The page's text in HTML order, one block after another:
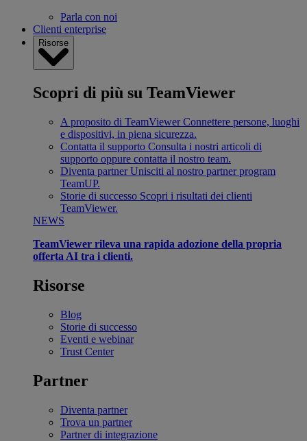
Parla con noi
Clienti enterprise
Risorse
Scopri di più su TeamViewer
A proposito di TeamViewer Connettere persone, luoghi
e dispositivi, in piena sicurezza.
Contatta il supporto Consulta i nostri articoli di
supporto oppure contatta il nostro team.
Diventa partner Unisciti al nostro partner program
TeamUP.
Storie di successo Scopri i risultati dei clienti
TeamViewer.
NEWS
TeamViewer rileva una rapida adozione della propria
offerta AI tra i clienti.
Risorse
Blog
Storie di successo
Eventi e webinar
Trust Center
Partner
Diventa partner
Trova un partner
Partner di integrazione